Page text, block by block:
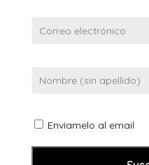
Envíamelo al email